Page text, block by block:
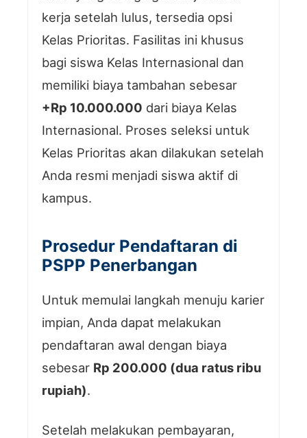
kerja setelah lulus, tersedia opsi
Kelas Prioritas. Fasilitas ini khusus
bagi siswa Kelas Internasional dan
memiliki biaya tambahan sebesar
+Rp 10.000.000 dari biaya Kelas
Internasional. Proses seleksi untuk
Kelas Prioritas akan dilakukan setelah
Anda resmi menjadi siswa aktif di
kampus.
Prosedur Pendaftaran di
PSPP Penerbangan
Untuk memulai langkah menuju karier
impian, Anda dapat melakukan
pendaftaran awal dengan biaya
sebesar Rp 200.000 (dua ratus ribu
rupiah).
Setelah melakukan pembayaran,